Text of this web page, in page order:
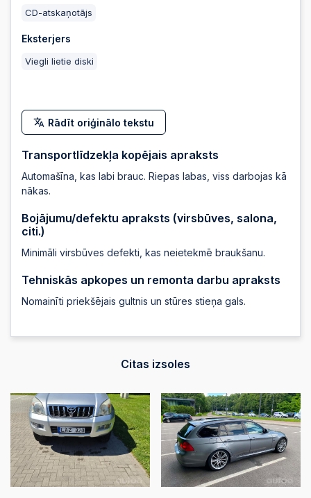
2025-05-20 21:44:22
2025-05-20 21:44:20
2025-05-20 21:44:20
20:42:27
2025-05-20 20:32:53
2025-05-20 20:32:53
2025-05-20 20:32:51
CD-atskaņotājs
Eksterjers
Viegli lietie diski
Rādīt oriģinālo tekstu
Transportlīdzekļa kopējais apraksts
Automašīna, kas labi brauc. Riepas labas, viss darbojas kā
nākas.
Bojājumu/defektu apraksts (virsbūves, salona,
citi.)
Minimāli virsbūves defekti, kas neietekmē braukšanu.
Tehniskās apkopes un remonta darbu apraksts
Nomainīti priekšējais gultnis un stūres stieņa gals.
Citas izsoles